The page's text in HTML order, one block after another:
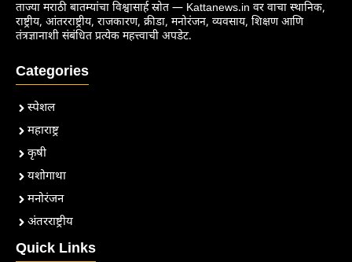
ताज्या मराठी बातम्यांचा विश्वासार्ह स्रोत — Kattanews.in वर वाचा स्थानिक,
राष्ट्रीय, आंतरराष्ट्रीय, राजकारण, क्रीडा, मनोरंजन, व्यवसाय, शिक्षण आणि
तंत्रज्ञानाशी संबंधित प्रत्येक महत्त्वाची अपडेट.
Categories
स्पेशल
महाराष्ट्र
कृषी
यशोगाथा
मनोरंजन
अंतरराष्ट्रीय
Quick Links